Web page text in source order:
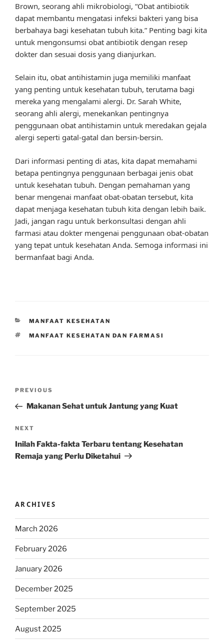
Brown, seorang ahli mikrobiologi, “Obat antibiotik
dapat membantu mengatasi infeksi bakteri yang bisa
berbahaya bagi kesehatan tubuh kita.” Penting bagi kita
untuk mengonsumsi obat antibiotik dengan resep
dokter dan sesuai dosis yang dianjurkan.
Selain itu, obat antihistamin juga memiliki manfaat
yang penting untuk kesehatan tubuh, terutama bagi
mereka yang mengalami alergi. Dr. Sarah White,
seorang ahli alergi, menekankan pentingnya
penggunaan obat antihistamin untuk meredakan gejala
alergi seperti gatal-gatal dan bersin-bersin.
Dari informasi penting di atas, kita dapat memahami
betapa pentingnya penggunaan berbagai jenis obat
untuk kesehatan tubuh. Dengan pemahaman yang
benar mengenai manfaat obat-obatan tersebut, kita
dapat menjaga kesehatan tubuh kita dengan lebih baik.
Jadi, jangan ragu untuk berkonsultasi dengan ahli
farmasi atau dokter mengenai penggunaan obat-obatan
yang tepat untuk kesehatan Anda. Semoga informasi ini
bermanfaat bagi Anda.
CATEGORIES
MANFAAT KESEHATAN
TAGS
MANFAAT KESEHATAN DAN FARMASI
Previous
Post
PREVIOUS
Makanan Sehat untuk Jantung yang Kuat
Next
Post
NEXT
Inilah Fakta-fakta Terbaru tentang Kesehatan
Remaja yang Perlu Diketahui
ARCHIVES
March 2026
February 2026
January 2026
December 2025
September 2025
August 2025